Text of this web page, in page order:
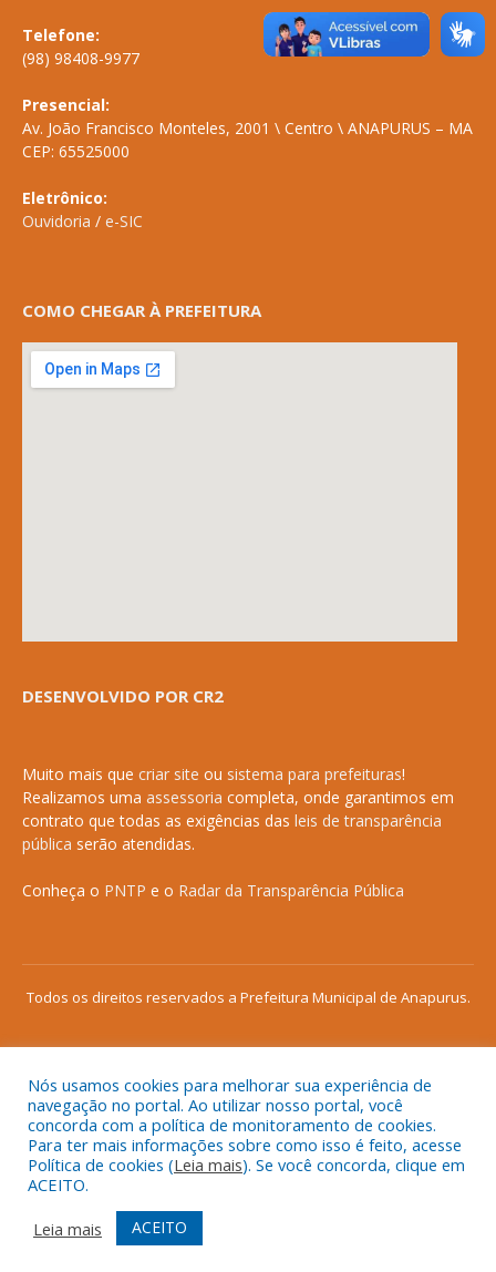
Telefone:
(98) 98408-9977
Presencial:
Av. João Francisco Monteles, 2001 \ Centro \ ANAPURUS – MA
CEP: 65525000
Eletrônico:
Ouvidoria / e-SIC
COMO CHEGAR À PREFEITURA
DESENVOLVIDO POR CR2
Muito mais que criar site ou sistema para prefeituras!
Realizamos uma assessoria completa, onde garantimos em
contrato que todas as exigências das leis de transparência
pública serão atendidas.
Conheça o PNTP e o Radar da Transparência Pública
Todos os direitos reservados a Prefeitura Municipal de Anapurus.
Mapa do Site
Acessar Área Administrativa
Acessar o Webmail
Nós usamos cookies para melhorar sua experiência de
navegação no portal. Ao utilizar nosso portal, você
concorda com a política de monitoramento de cookies.
Para ter mais informações sobre como isso é feito, acesse
Política de cookies (Leia mais). Se você concorda, clique em
ACEITO.
Leia mais
ACEITO